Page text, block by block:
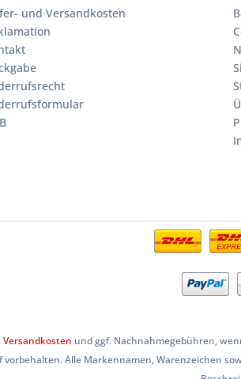
und Versandkosten
Versandkosten und ggf. Nachnahmegebühren,
Alle Markennamen, Warenzeichen